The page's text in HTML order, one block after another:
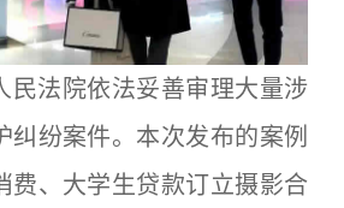
法院依法妥善审理大量涉
纠纷案件。本次发布的案例
费、大学生贷款订立摄影合